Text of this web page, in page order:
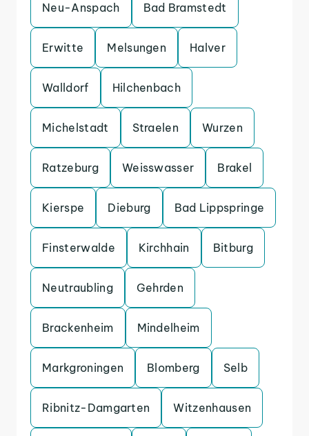
Neu-Anspach Bad Bramstedt
Erwitte Melsungen Halver
Walldorf Hilchenbach
Michelstadt Straelen Wurzen
Ratzeburg Weisswasser Brakel
Kierspe Dieburg Bad Lippspringe
Finsterwalde Kirchhain Bitburg
Neutraubling Gehrden
Brackenheim Mindelheim
Markgroningen Blomberg Selb
Ribnitz-Damgarten Witzenhausen